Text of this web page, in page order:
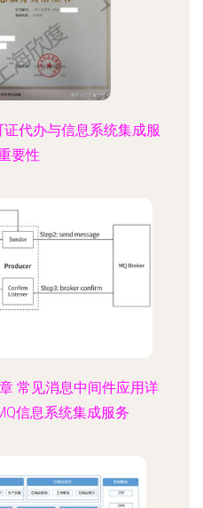
代办与信息系统集成服
要性
常见消息中间件应用详
信息系统集成服务